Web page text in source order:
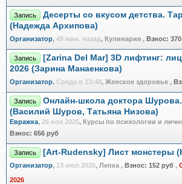
Запись
Десерты со вкусом детства.
(Надежда Архипова)
Организатор, 49 мин. назад, Кулинария , Взнос:
Запись
[Zarina Del Mar] 3D лифтинг:
2026 (Зарина Манаенкова)
Организатор, Среда в 13:48, Женское здоровье ,
Запись
Онлайн-школа доктора
(Василий Шуров, Татьяна Низова)
Евражкa, 26 ноя 2025, Курсы по психологии и
Взнос: 656 руб
Запись [Art-Rudensky] Лист монстеры
Организатор, 13 июл 2026, Лепка , Взнос: 152 руб ,
2026